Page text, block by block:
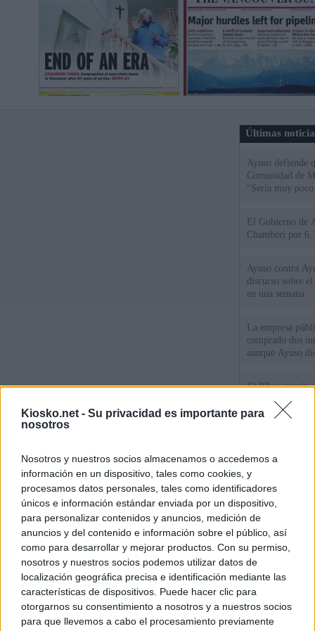
Kiosko.net - Su privacidad es importante para
nosotros
Nosotros y nuestros socios almacenamos o accedemos a
información en un dispositivo, tales como cookies, y
procesamos datos personales, tales como identificadores
únicos e información estándar enviada por un dispositivo,
para personalizar contenidos y anuncios, medición de
anuncios y del contenido e información sobre el público, así
como para desarrollar y mejorar productos. Con su permiso,
nosotros y nuestros socios podemos utilizar datos de
localización geográfica precisa e identificación mediante las
características de dispositivos. Puede hacer clic para
otorgarnos su consentimiento a nosotros y a nuestros socios
para que llevemos a cabo el procesamiento previamente
Últimas
Ayuso defiende
Comunidad de
"Sería muy
El Gobierno de
Chamberí por
Ayuso contra
discurso sobre
en una semana
La empresa
comprado dos
aunque Ayuso
El PP se enreda
ahora que
comunidades en
vías para que
menores
© Kiosko.net Aviso Legal Privacidad y Cookies